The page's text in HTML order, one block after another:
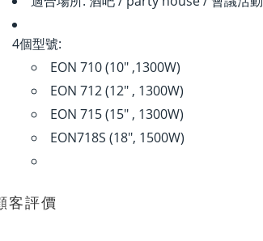
4個型號:
EON 710 (10" ,1300W)
EON 712 (12" , 1300W)
EON 715 (15" , 1300W)
EON718S (18", 1500W)
客評價